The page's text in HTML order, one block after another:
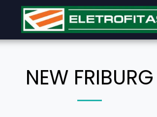
NEW FRIBURG